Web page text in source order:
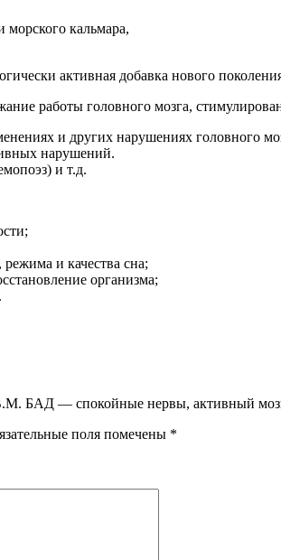
кальмара,
активная добавка нового
работы головного мозга,
и других нарушениях головного
нарушений.
и т.д.
и качества сна;
организма;
БАД — спокойные нервы, активный
поля помечены *